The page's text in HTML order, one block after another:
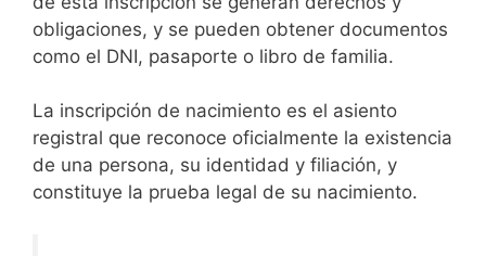
obligaciones, y se pueden obtener documentos
como el DNI, pasaporte o libro de familia.
La inscripción de nacimiento es el asiento
registral que reconoce oficialmente la existencia
de una persona, su identidad y filiación, y
constituye la prueba legal de su nacimiento.